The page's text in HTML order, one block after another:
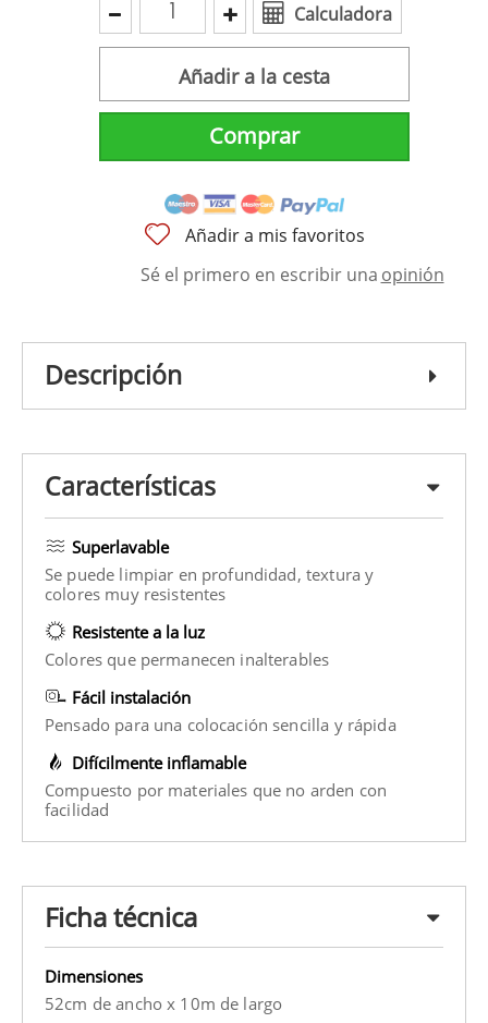
Calculadora
Añadir a la cesta
Comprar
Añadir a mis favoritos
Sé el primero en escribir una opinión
Descripción
Características
Superlavable
Se puede limpiar en profundidad, textura y
colores muy resistentes
Resistente a la luz
Colores que permanecen inalterables
Fácil instalación
Pensado para una colocación sencilla y rápida
Difícilmente inflamable
Compuesto por materiales que no arden con
facilidad
Ficha técnica
Dimensiones
52cm de ancho x 10m de largo